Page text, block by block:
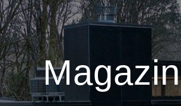
Magazin